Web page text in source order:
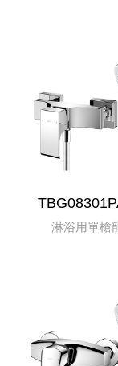
淋浴用單槍